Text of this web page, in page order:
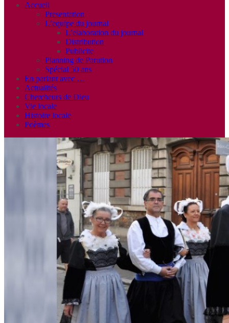
Accueil
Presentation
L’equipe du journal
L’elaboration du journal
Distribution
Publicite
Planning de Parution
Spécial 50 ans
En parlant avec …
Actualités
Chercheurs de Dieu
Vie locale
Histoire locale
Poèmes